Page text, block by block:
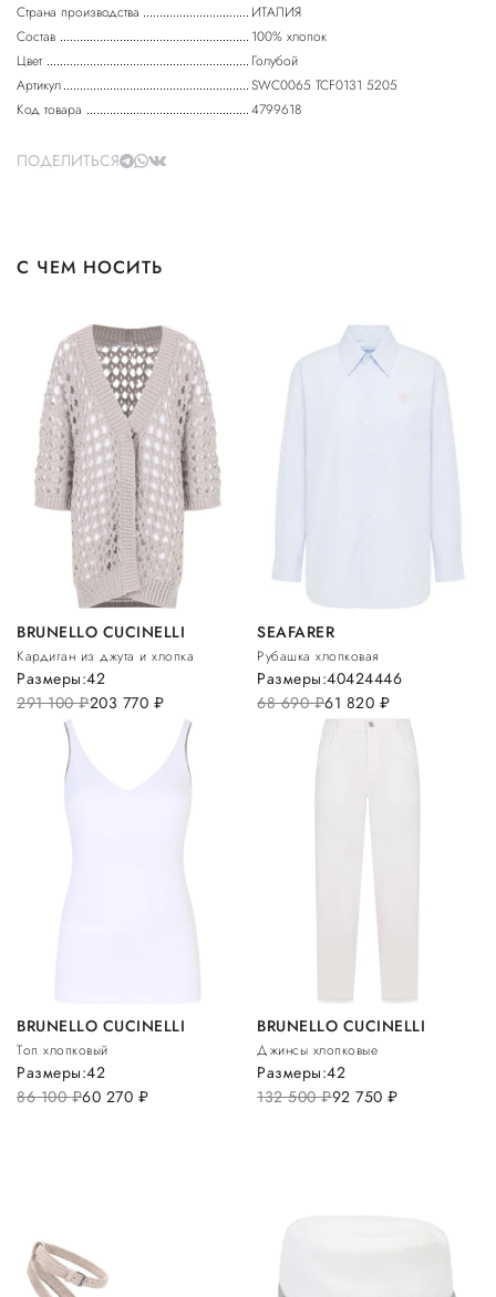
Страна производства
ИТАЛИЯ
Состав
100% хлопок
Цвет
Голубой
Артикул
SWC0065 TCF0131 5205
Код товара
4799618
ПОДЕЛИТЬСЯ
С ЧЕМ НОСИТЬ
BRUNELLO CUCINELLI
Кардиган из джута и хлопка
291 100руб.203 770 руб.
Размеры:42
SEAFARER
Рубашка хлопковая
68 690руб.61 820 руб.
Размеры:40424446
BRUNELLO CUCINELLI
Топ хлопковый
86 100руб.60 270 руб.
Размеры:42
BRUNELLO CUCINELLI
Джинсы хлопковые
132 500руб.92 750руб.
Размеры:42